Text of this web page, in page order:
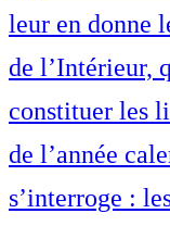
leur en donne
de l’Intérieur,
constituer les
de l’année
s’interroge :